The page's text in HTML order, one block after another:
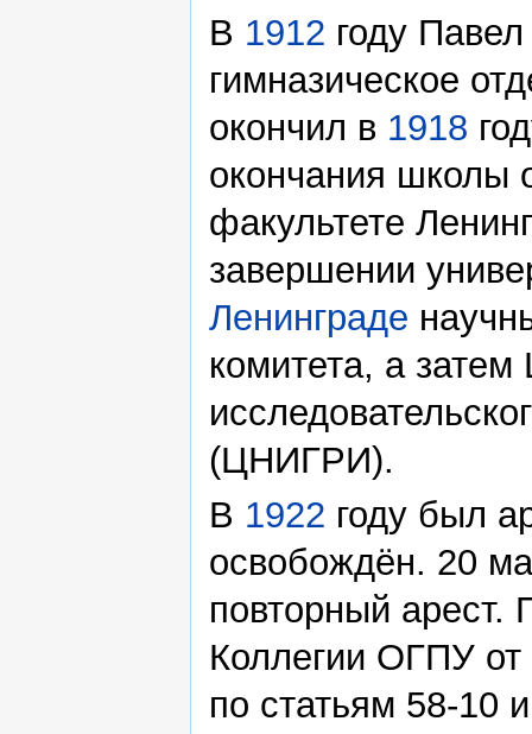
В 1912 году
гимназическое
окончил в 1918
окончания школы
факультете
завершении
Ленинграде
комитета, а затем
(ЦНИГРИ).
В 1922 году был
освобождён. 20
повторный арест.
Коллегии ОГПУ
по статьям 58-10